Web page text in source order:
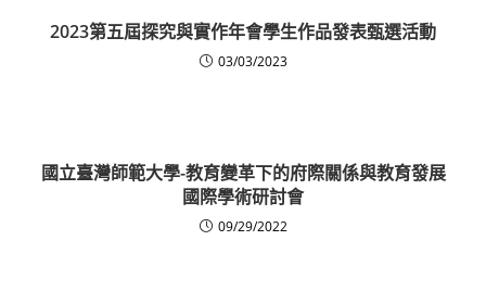
2023第五屆探究與實作年會學生作品發表甄選活動
03/03/2023
國立臺灣師範大學-教育變革下的府際關係與教育發展
國際學術研討會
09/29/2022